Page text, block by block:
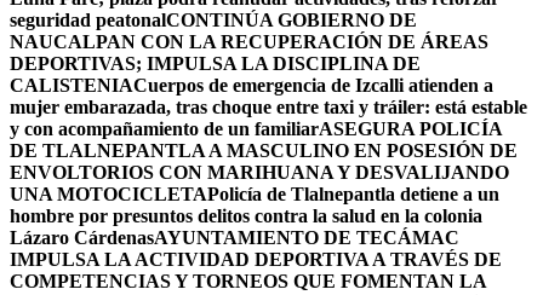
seguridad peatonalCONTINÚA GOBIERNO DE
NAUCALPAN CON LA RECUPERACIÓN DE ÁREAS
DEPORTIVAS; IMPULSA LA DISCIPLINA DE
CALISTENIACuerpos de emergencia de Izcalli atienden a
mujer embarazada, tras choque entre taxi y tráiler: está estable
y con acompañamiento de un familiarASEGURA POLICÍA
DE TLALNEPANTLA A MASCULINO EN POSESIÓN DE
ENVOLTORIOS CON MARIHUANA Y DESVALIJANDO
UNA MOTOCICLETAPolicía de Tlalnepantla detiene a un
hombre por presuntos delitos contra la salud en la colonia
Lázaro CárdenasAYUNTAMIENTO DE TECÁMAC
IMPULSA LA ACTIVIDAD DEPORTIVA A TRAVÉS DE
COMPETENCIAS Y TORNEOS QUE FOMENTAN LA